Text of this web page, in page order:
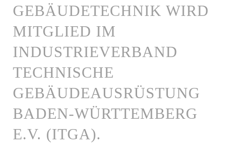
GEBÄUDETECHNIK WIRD
MITGLIED IM
INDUSTRIEVERBAND
TECHNISCHE
GEBÄUDEAUSRÜSTUNG
BADEN-WÜRTTEMBERG
E.V. (ITGA).